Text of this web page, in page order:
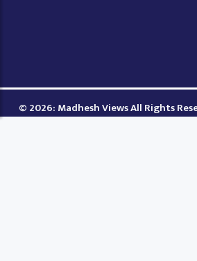
© 2026: Madhesh Views All Rights